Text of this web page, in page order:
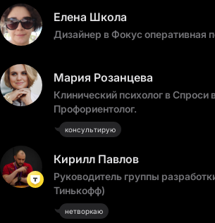
Елена Школа
Дизайнер в Фокус оперативная
Мария Розанцева
Клинический психолог в Спроси
Профориентолог.
консультирую
Кирилл Павлов
Руководитель группы
Тинькофф)
нетворкаю